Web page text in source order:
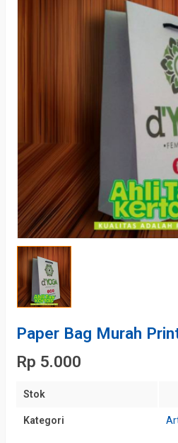
Paper Bag Murah
Rp 5.000
Stok
Kategori